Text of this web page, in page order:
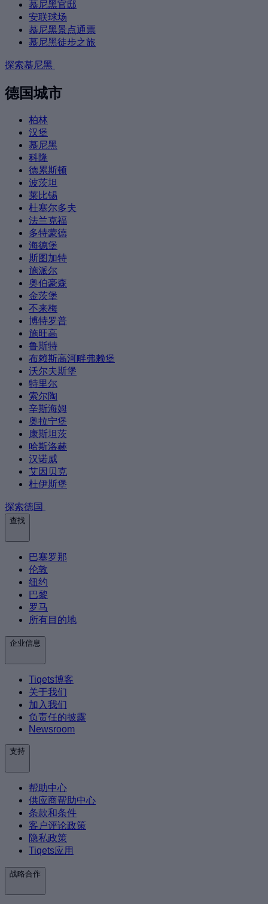
慕尼黑官邸
安联球场
慕尼黑景点通票
慕尼黑徒步之旅
探索慕尼黑
德国城市
柏林
汉堡
慕尼黑
科隆
德累斯顿
波茨坦
莱比锡
杜塞尔多夫
法兰克福
多特蒙德
海德堡
斯图加特
施派尔
奥伯豪森
金茨堡
不来梅
博特罗普
施旺高
鲁斯特
布赖斯高河畔弗赖堡
沃尔夫斯堡
特里尔
索尔陶
辛斯海姆
奥拉宁堡
康斯坦茨
哈斯洛赫
汉诺威
艾因贝克
杜伊斯堡
探索德国
查找
巴塞罗那
伦敦
纽约
巴黎
罗马
所有目的地
企业信息
Tiqets博客
关于我们
加入我们
负责任的披露
Newsroom
支持
帮助中心
供应商帮助中心
条款和条件
客户评论政策
隐私政策
Tiqets应用
战略合作